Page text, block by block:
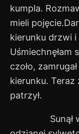
kumpla.
mieli
kierunku drzwi i
Uśmiechnęłam
czoło,
kierunku. Teraz
patrzył.
Sunął